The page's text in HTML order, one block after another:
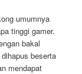
umumnya
tinggi gamer.
bakal
beserta
mendapat